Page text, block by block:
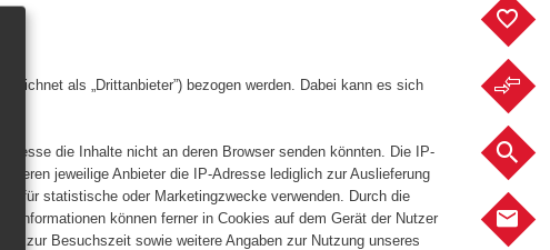
als „Drittanbieter”) bezogen werden. Dabei kann es sich
die Inhalte nicht an deren Browser senden könnten. Die IP-
jeweilige Anbieter die IP-Adresse lediglich zur Auslieferung
für statistische oder Marketingzwecke verwenden. Durch die
Informationen können ferner in Cookies auf dem Gerät der Nutzer
zur Besuchszeit sowie weitere Angaben zur Nutzung unseres